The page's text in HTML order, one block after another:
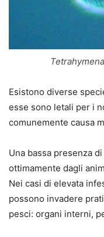
Esistono diverse
esse sono letali per i
comunemente causa
Una bassa presenza
ottimamente dagli
Nei casi di elevata
possono invadere
pesci: organi interni,